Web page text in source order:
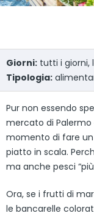
Giorni: tutti i giorni,
Tipologia:
Pur non essendo
mercato di Palermo
momento di fare
piatto in scala.
ma anche pesci
Ora, se i frutti di
le bancarelle